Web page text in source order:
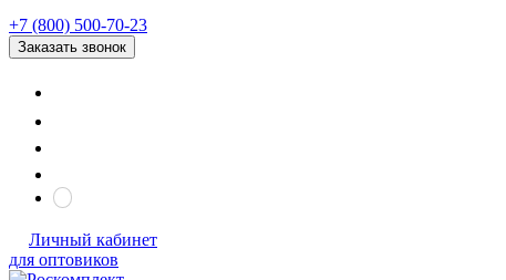
+7 (800) 500-70-23
Заказать звонок
Личный кабинет
для оптовиков